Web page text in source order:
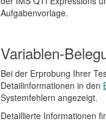
Aufgabenvorlage.
Variablen-
Bei der Erprobung Ihrer
Detailinformationen in den
Systemfehlern angezeigt.
Detaillierte Informationen